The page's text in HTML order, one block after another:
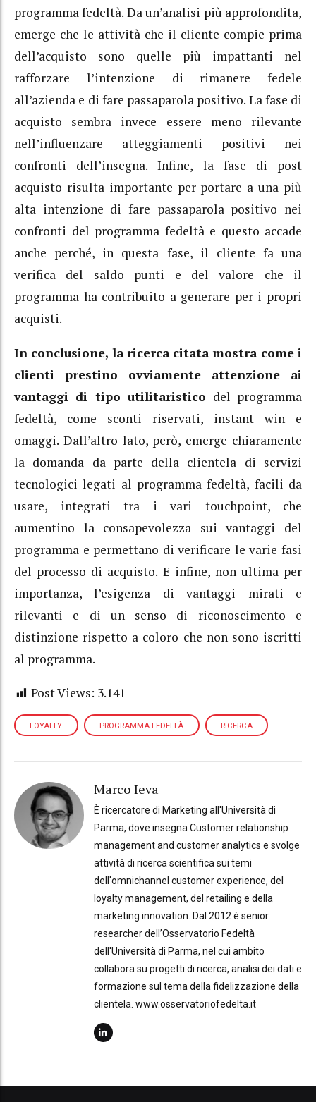
programma fedeltà. Da un’analisi più approfondita,
emerge che le attività che il cliente compie prima
dell’acquisto sono quelle più impattanti nel
rafforzare l’intenzione di rimanere fedele
all’azienda e di fare passaparola positivo. La fase di
acquisto sembra invece essere meno rilevante
nell’influenzare atteggiamenti positivi nei
confronti dell’insegna. Infine, la fase di post
acquisto risulta importante per portare a una più
alta intenzione di fare passaparola positivo nei
confronti del programma fedeltà e questo accade
anche perché, in questa fase, il cliente fa una
verifica del saldo punti e del valore che il
programma ha contribuito a generare per i propri
acquisti.
In conclusione, la ricerca citata mostra come i
clienti prestino ovviamente attenzione ai
vantaggi di tipo utilitaristico del programma
fedeltà, come sconti riservati, instant win e
omaggi. Dall’altro lato, però, emerge chiaramente
la domanda da parte della clientela di servizi
tecnologici legati al programma fedeltà, facili da
usare, integrati tra i vari touchpoint, che
aumentino la consapevolezza sui vantaggi del
programma e permettano di verificare le varie fasi
del processo di acquisto. E infine, non ultima per
importanza, l’esigenza di vantaggi mirati e
rilevanti e di un senso di riconoscimento e
distinzione rispetto a coloro che non sono iscritti
al programma.
Post Views: 3.141
LOYALTY PROGRAMMA FEDELTÀ RICERCA
Marco Ieva
È ricercatore di Marketing all'Università di
Parma, dove insegna Customer relationship
management and customer analytics e svolge
attività di ricerca scientifica sui temi
dell'omnichannel customer experience, del
loyalty management, del retailing e della
marketing innovation. Dal 2012 è senior
researcher dell’Osservatorio Fedeltà
dell'Università di Parma, nel cui ambito
collabora su progetti di ricerca, analisi dei dati e
formazione sul tema della fidelizzazione della
clientela. www.osservatoriofedelta.it